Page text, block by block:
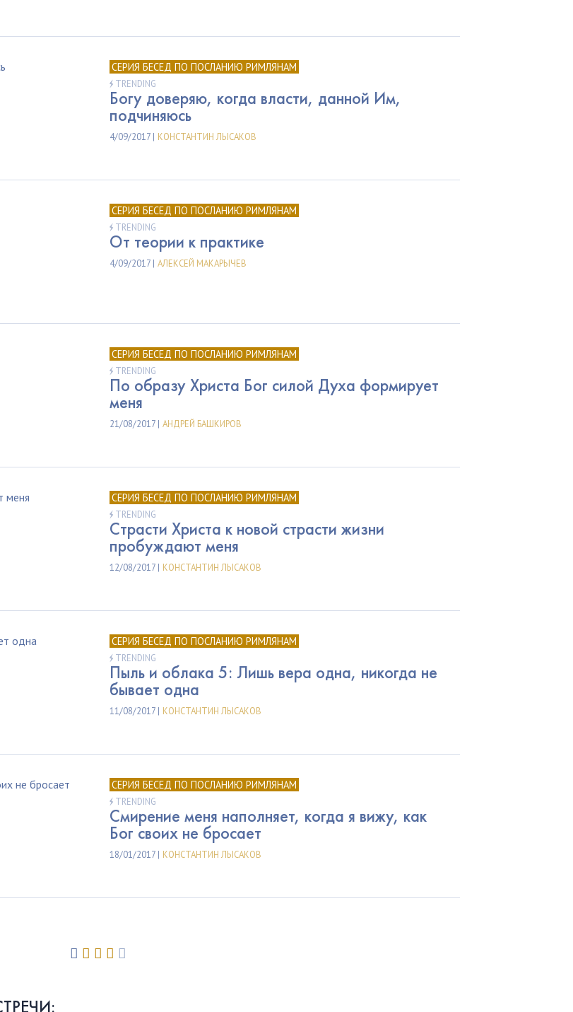
СЕРИЯ БЕСЕД ПО ПОСЛАНИЮ РИМЛЯНАМ
TRENDING
Богу доверяю, когда власти, данной Им,
подчиняюсь
4/09/2017 | КОНСТАНТИН ЛЫСАКОВ
СЕРИЯ БЕСЕД ПО ПОСЛАНИЮ РИМЛЯНАМ
TRENDING
От теории к практике
4/09/2017 | АЛЕКСЕЙ МАКАРЫЧЕВ
СЕРИЯ БЕСЕД ПО ПОСЛАНИЮ РИМЛЯНАМ
TRENDING
По образу Христа Бог силой Духа формирует
меня
21/08/2017 | АНДРЕЙ БАШКИРОВ
СЕРИЯ БЕСЕД ПО ПОСЛАНИЮ РИМЛЯНАМ
TRENDING
Страсти Христа к новой страсти жизни
пробуждают меня
12/08/2017 | КОНСТАНТИН ЛЫСАКОВ
СЕРИЯ БЕСЕД ПО ПОСЛАНИЮ РИМЛЯНАМ
TRENDING
Пыль и облака 5: Лишь вера одна, никогда не
бывает одна
11/08/2017 | КОНСТАНТИН ЛЫСАКОВ
СЕРИЯ БЕСЕД ПО ПОСЛАНИЮ РИМЛЯНАМ
TRENDING
Смирение меня наполняет, когда я вижу, как
Бог своих не бросает
18/01/2017 | КОНСТАНТИН ЛЫСАКОВ